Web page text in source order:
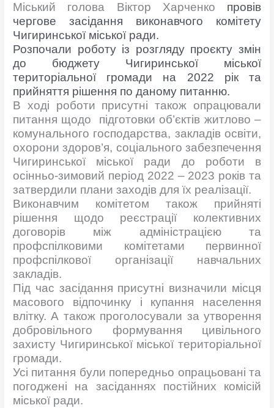
Міський голова Віктор Харченко провів
чергове засідання виконавчого комітету
Чигиринської міської ради.
Розпочали роботу із розгляду проєкту змін
до бюджету Чигиринської міської
територіальної громади на 2022 рік та
прийняття рішення по даному питанню.
В ході роботи присутні також опрацювали
питання щодо підготовки об’єктів житлово –
комунального господарства, закладів освіти,
охорони здоров’я, соціального забезпечення
Чигиринської міської ради до роботи в
осінньо-зимовий період 2022 – 2023 років та
затвердили плани заходів для їх реалізації.
Виконавчим комітетом також прийняті
рішення щодо реєстрації колективних
договорів між адміністрацією та
профспілковими комітетами первинної
профспілкової організації навчальних
закладів.
Під час засідання присутні визначили місця
масового відпочинку і купання населення
влітку. А також проголосували за утворення
добровільного формування цивільного
захисту Чигиринської міської територіальної
громади.
Усі питання були попередньо опрацьовані та
погоджені на засіданнях постійних комісій
міської ради.